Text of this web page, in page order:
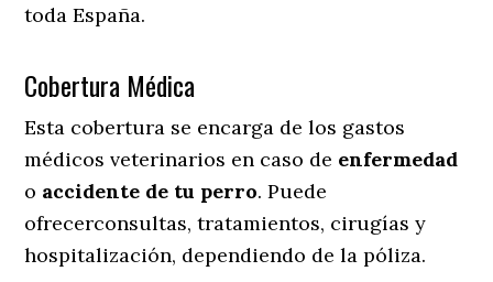
toda España.
Cobertura Médica
Esta cobertura se encarga de los gastos
médicos veterinarios en caso de enfermedad
o accidente de tu perro. Puede
ofrecerconsultas, tratamientos, cirugías y
hospitalización, dependiendo de la póliza.